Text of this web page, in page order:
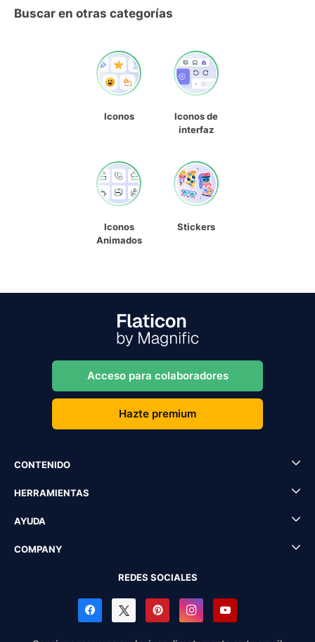
Buscar en otras categorías
Iconos
Iconos de
interfaz
Iconos
Animados
Stickers
Acceso para colaboradores
Hazte premium
CONTENIDO
HERRAMIENTAS
AYUDA
COMPANY
REDES SOCIALES